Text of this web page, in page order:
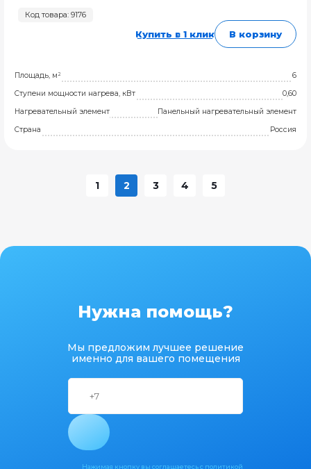
Код товара: 9176
Купить в 1 клик В корзину
Площадь, м²
6
Ступени мощности нагрева, кВт
0,60
Нагревательный элемент
Панельный нагревательный элемент
Страна
Россия
1 2 3 4 5
Нужна помощь?
Мы предложим лучшее решение
именно для вашего помещения
Нажимая кнопку вы соглашаетесь с политикой